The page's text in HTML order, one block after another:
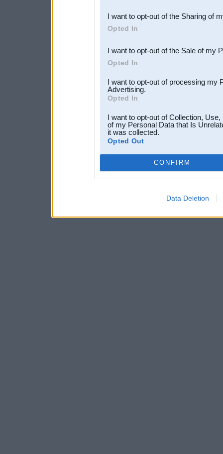
Downstream Participants
third parties.
I want to opt-out of the Sharing of
Opted In
I want to opt-out of the Sale of my
Opted In
I want to opt-out of processing my
Advertising.
Opted In
I want to opt-out of Collection,
of my Personal Data that Is
it was collected.
Opted Out
CONFIRM
Data Deletion